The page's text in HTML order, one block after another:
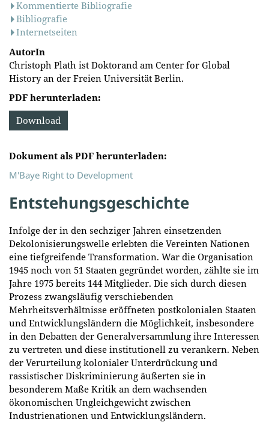
Kommentierte Bibliografie
Bibliografie
Internetseiten
AutorIn
Christoph Plath ist Doktorand am Center for Global
History an der Freien Universität Berlin.
PDF herunterladen:
Download
Dokument als PDF herunterladen:
M'Baye Right to Development
Entstehungsgeschichte
Infolge der in den sechziger Jahren einsetzenden
Dekolonisierungswelle erlebten die Vereinten Nationen
eine tiefgreifende Transformation. War die Organisation
1945 noch von 51 Staaten gegründet worden, zählte sie im
Jahre 1975 bereits 144 Mitglieder. Die sich durch diesen
Prozess zwangsläufig verschiebenden
Mehrheitsverhältnisse eröffneten postkolonialen Staaten
und Entwicklungsländern die Möglichkeit, insbesondere
in den Debatten der Generalversammlung ihre Interessen
zu vertreten und diese institutionell zu verankern. Neben
der Verurteilung kolonialer Unterdrückung und
rassistischer Diskriminierung äußerten sie in
besonderem Maße Kritik an dem wachsenden
ökonomischen Ungleichgewicht zwischen
Industrienationen und Entwicklungsländern.